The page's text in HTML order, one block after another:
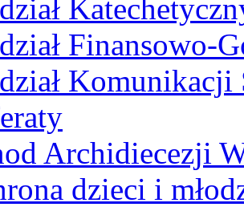
Finansowo-
Komunikacji
Archidiecezji
dzieci i